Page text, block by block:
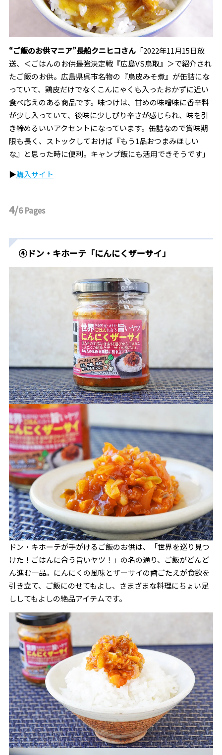
“ご飯のお供マニア”長船クニヒコさん「2022年11月15日放
送、＜ごはんのお供最強決定戦『広島VS鳥取』＞で紹介され
たご飯のお供。 広島県呉市名物の『鳥皮みそ煮』が缶詰にな
っていて、鶏皮だけでなくこんにゃくも入ったおかずに近い
食べ応えのある商品です。味つけは、甘めの味噌味に香辛料
が少し入っていて、後味に少しぴり辛さが感じられ、味を引
き締めるいいアクセントになっています。缶詰なので賞味期
限も長く、ストックしておけば『もう1品おつまみほしい
な』と思った時に便利。キャンプ飯にも活用できそうです」
▶︎購入サイト
4/6Pages
④ドン・キホーテ「にんにくザーサイ」
ドン・キホーテが手がけるご飯のお供は、「世界を巡り見つ
けた！ごはんに合う旨いヤツ！」の名の通り、ご飯がどんど
ん進む一品。にんにくの風味とザーサイの歯ごたえが食欲を
引き立て、ご飯にのせてもよし、さまざまな料理にちょい足
ししてもよしの絶品アイテムです。